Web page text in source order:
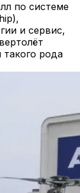
по системе
и сервис,
рода